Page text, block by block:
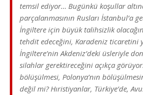
temsil ediyor… Bugünkü koşullar
parçalanmasının Rusları İstanbul’a
İngiltere için büyük talihsizlik
tehdit edeceğini, Karadeniz ticaretini
İngiltere’nin Akdeniz’deki üsleriyle
silahlar gerektireceğini açıkça
bölüşülmesi, Polonya’nın
değil mi? Hıristiyanlar, Türkiye’de,